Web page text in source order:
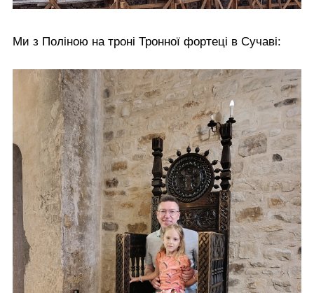
Ми з Поліною на троні Тронної фортеці в Сучаві: